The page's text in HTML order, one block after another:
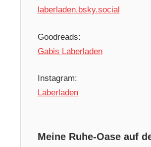
laberladen.bsky.social
Goodreads:
Gabis Laberladen
Instagram:
Laberladen
Meine Ruhe-Oase auf